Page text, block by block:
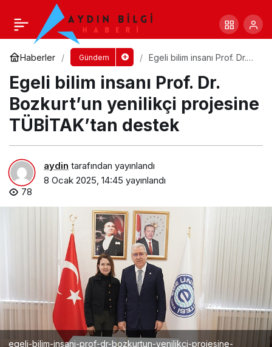
Haberler Gündem
Egeli bilim insanı Prof. Dr.
projesine TÜBİTAK’tan
destek
Egeli bilim insanı Prof. Dr.
Bozkurt’un yenilikçi projesine
TÜBİTAK’tan destek
aydin tarafından yayınlandı
8 Ocak 2025, 14:45 yayınlandı
78
egeli-bilim-insani-prof-dr-bozkurtun-yenilikci-projesine-
Başkan Altay: “Buzlukbaşı Taşkın Koruma
Tesisi ile Kritik Bölgeleri Koruma Altına Aldık”
Paylaş